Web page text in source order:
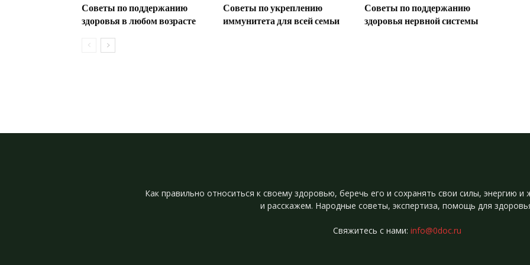
Советы по поддержанию
здоровья в любом возрасте
Советы по укреплению
иммунитета для всей семьи
Советы по поддержанию
здоровья нервной системы
Как правильно относиться к своему здоровью, беречь его и сохранять свои силы, энергию
и расскажем. Народные советы, экспертиза, помощь для
Свяжитесь с нами:info@0doc.ru